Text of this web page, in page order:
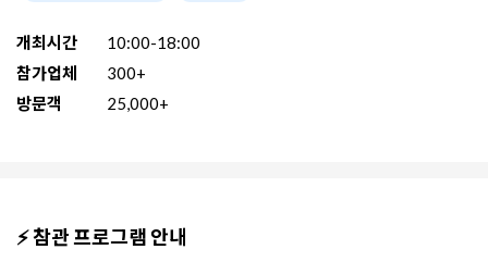
개최시간
10:00-18:00
참가업체
300+
방문객
25,000+
⚡ 참관 프로그램 안내